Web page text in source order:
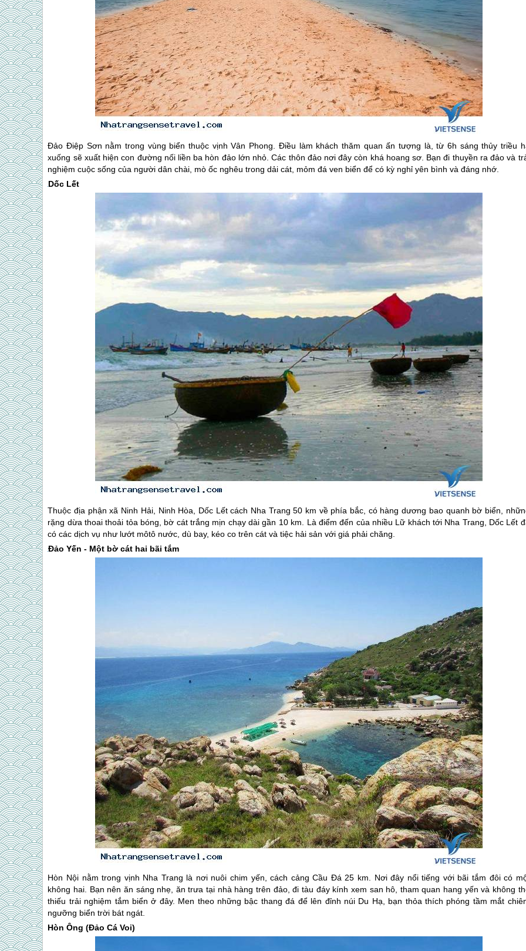
Đảo Điệp Sơn nằm trong vùng biển thuộc vịnh Vân Phong. Điều làm khách thăm quan ấn tượng là, từ 6h sáng thủy triều
xuống sẽ xuất hiện con đường nối liền ba hòn đảo lớn nhỏ. Các thôn đảo nơi đây còn khá hoang sơ. Bạn đi thuyền ra đảo và
nghiệm cuộc sống của người dân chài, mò ốc nghêu trong dải cát, mỏm đá ven biển để có kỳ nghỉ yên bình và đáng nhớ.
Dốc Lết
Thuộc địa phận xã Ninh Hải, Ninh Hòa, Dốc Lết cách Nha Trang 50 km về phía bắc, có hàng dương bao quanh bờ biển,
rặng dừa thoai thoải tỏa bóng, bờ cát trắng mịn chạy dài gần 10 km. Là điểm đến của nhiều Lữ khách tới Nha Trang, Dốc Lết
có các dịch vụ như lướt môtô nước, dù bay, kéo co trên cát và tiệc hải sản với giá phải chăng.
Đảo Yến - Một bờ cát hai bãi tắm
Hòn Nội nằm trong vịnh Nha Trang là nơi nuôi chim yến, cách cảng Cầu Đá 25 km. Nơi đây nổi tiếng với bãi tắm đôi có
không hai. Bạn nên ăn sáng nhẹ, ăn trưa tại nhà hàng trên đảo, đi tàu đáy kính xem san hô, tham quan hang yến và không
thiếu trải nghiệm tắm biển ở đây. Men theo những bậc thang đá để lên đỉnh núi Du Hạ, bạn thỏa thích phóng tầm mắt
ngưỡng biển trời bát ngát.
Hòn Ông (Đảo Cá Voi)